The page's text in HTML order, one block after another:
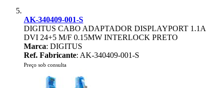
AK-340409-001-S
DIGITUS CABO ADAPTADOR DISPLAYPORT 1.1A
DVI 24+5 M/F 0.15MW INTERLOCK PRETO
Marca: DIGITUS
Ref. Fabricante: AK-340409-001-S
Preço sob consulta